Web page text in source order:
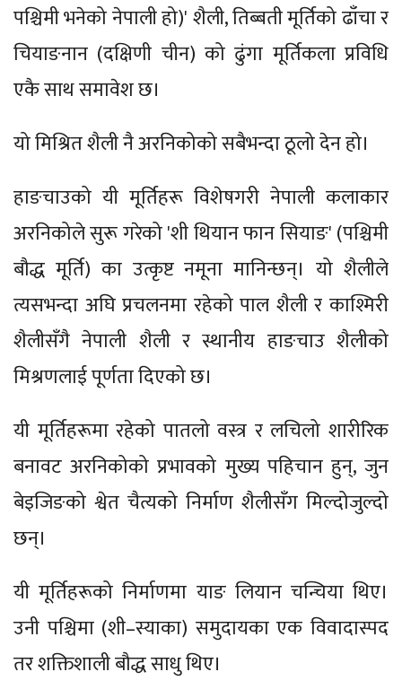
पश्चिमी भनेको नेपाली हो)' शैली, तिब्बती मूर्तिको ढाँचा र
चियाङनान (दक्षिणी चीन) को ढुंगा मूर्तिकला प्रविधि
एकै साथ समावेश छ।
यो मिश्रित शैली नै अरनिकोको सबैभन्दा ठूलो देन हो।
हाङचाउको यी मूर्तिहरू विशेषगरी नेपाली कलाकार
अरनिकोले सुरू गरेको 'शी थियान फान सियाङ' (पश्चिमी
बौद्ध मूर्ति) का उत्कृष्ट नमूना मानिन्छन्। यो शैलीले
त्यसभन्दा अघि प्रचलनमा रहेको पाल शैली र काश्मिरी
शैलीसँगै नेपाली शैली र स्थानीय हाङचाउ शैलीको
मिश्रणलाई पूर्णता दिएको छ।
यी मूर्तिहरूमा रहेको पातलो वस्त्र र लचिलो शारीरिक
बनावट अरनिकोको प्रभावको मुख्य पहिचान हुन्, जुन
बेइजिङको श्वेत चैत्यको निर्माण शैलीसँग मिल्दोजुल्दो
छन्।
यी मूर्तिहरूको निर्माणमा याङ लियान चन्चिया थिए।
उनी पश्चिमा (शी–स्याका) समुदायका एक विवादास्पद
तर शक्तिशाली बौद्ध साधु थिए।